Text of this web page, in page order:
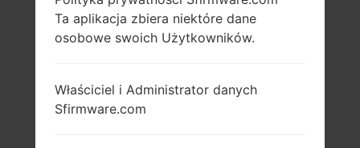
Ta aplikacja zbiera niektóre dane
osobowe swoich Użytkowników.
Właściciel i Administrator danych
Sfirmware.com